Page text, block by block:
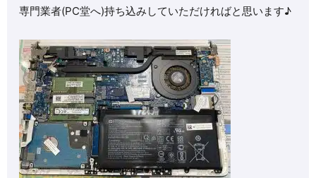
専門業者(PC堂へ)持ち込みしていただければと思います♪